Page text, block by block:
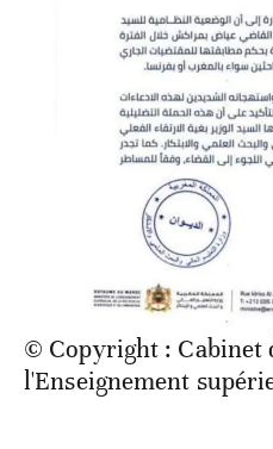
© Copyright : Cabinet
l'Enseignement